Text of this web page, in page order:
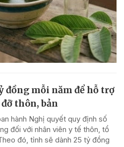
đồng mỗi năm để hỗ trợ
thôn, bản
hành Nghị quyết quy định số
đối với nhân viên y tế thôn, tổ
đó, tỉnh sẽ dành 25 tỷ đồng